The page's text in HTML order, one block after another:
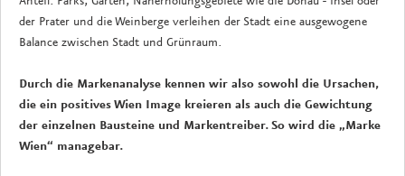
der Prater und die Weinberge verleihen der Stadt eine ausgewogene
Balance zwischen Stadt und Grünraum.
Durch die Markenanalyse kennen wir also sowohl die Ursachen,
die ein positives Wien Image kreieren als auch die Gewichtung
der einzelnen Bausteine und Markentreiber. So wird die „Marke
Wien“ managebar.